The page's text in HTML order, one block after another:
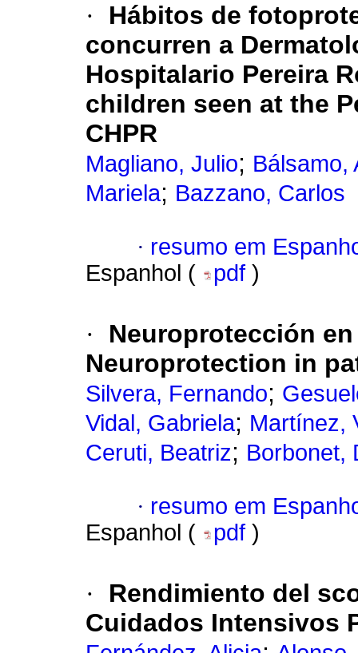
·
Hábitos de
concurren a
Hospitalario Pereira
children seen at the
CHPR
Magliano, Julio; Bálsamo,
Mariela; Bazzano, Carlos
· resumo em
Espanhol (
pdf )
·
Neuroprotección
Neuroprotection in
Silvera, Fernando;
Vidal, Gabriela; Martínez,
Ceruti, Beatriz; Borbonet,
· resumo em
Espanhol (
pdf )
·
Rendimiento del
Cuidados Intensivos